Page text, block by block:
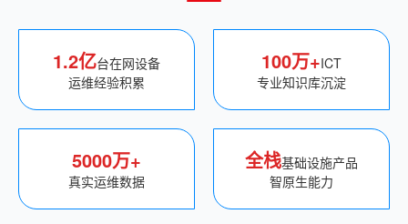
1.2亿台在网设备
运维经验积累
100万+ICT
专业知识库沉淀
5000万+
真实运维数据
全栈基础设施产品
智原生能力